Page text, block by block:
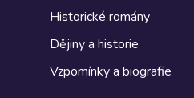
Historické romány
Dějiny a historie
Vzpomínky a biografie